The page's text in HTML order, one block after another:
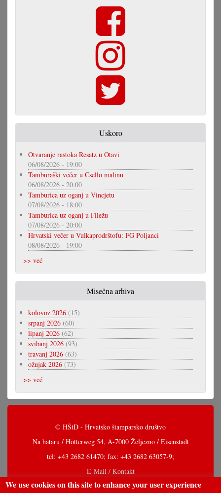
Uskoro
Otvaranje rastoka Resatz u Otavi
06/08/2026 - 19:00
Tamburaški večer u Csello malinu
06/08/2026 - 20:00
Tamburica uz oganj u Vincjetu
07/08/2026 - 18:00
Tamburica uz oganj u Filežu
07/08/2026 - 20:00
Hrvatski večer u Vulkaprodrštofu: FG Poljanci
08/08/2026 - 19:00
>> već
Misečna arhiva
kolovoz 2026 (15)
srpanj 2026 (60)
lipanj 2026 (62)
svibanj 2026 (93)
travanj 2026 (63)
ožujak 2026 (73)
>> već
© HŠtD - Hrvatsko štamparsko društvo
Na hataru / Hotterweg 54, A-7000 Željezno / Eisenstadt
tel: +43 2682 61470; fax: +43 2682 63057-9;
E-Mail / Kontakt
We use cookies on this site to enhance your user experience